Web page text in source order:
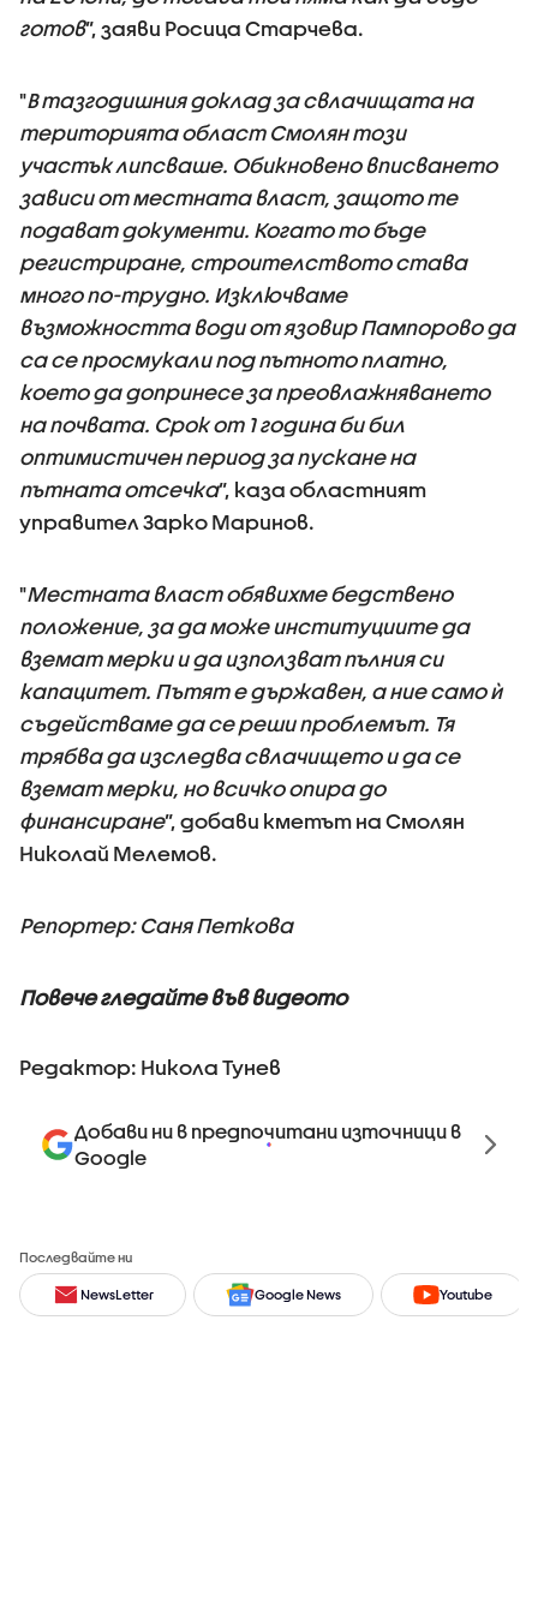
готов”, заяви Росица Старчева.
"В тазгодишния доклад за свлачищата на
територията област Смолян този
участък липсваше. Обикновено вписването
зависи от местната власт, защото те
подават документи. Когато то бъде
регистриране, строителството става
много по-трудно. Изключваме
възможността води от язовир Пампорово да
са се просмукали под пътното платно,
което да допринесе за преовлажняването
на почвата. Срок от 1 година би бил
оптимистичен период за пускане на
пътната отсечка”, каза областният
управител Зарко Маринов.
"Местната власт обявихме бедствено
положение, за да може институциите да
вземат мерки и да използват пълния си
капацитет. Пътят е държавен, а ние само ѝ
съдействаме да се реши проблемът. Тя
трябва да изследва свлачището и да се
вземат мерки, но всичко опира до
финансиране”, добави кметът на Смолян
Николай Мелемов.
Репортер: Саня Петкова
Повече гледайте във видеото
Редактор: Никола Тунев
Добави ни в предпочитани източници в
Google
Последвайте ни
NewsLetter Google News Youtube